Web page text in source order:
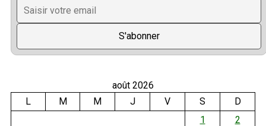
août 2026
L
M M J V S
D
1
2